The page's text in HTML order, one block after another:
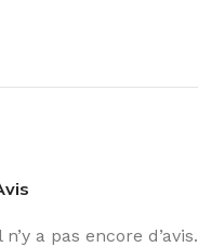
n’y a pas encore d’avis.